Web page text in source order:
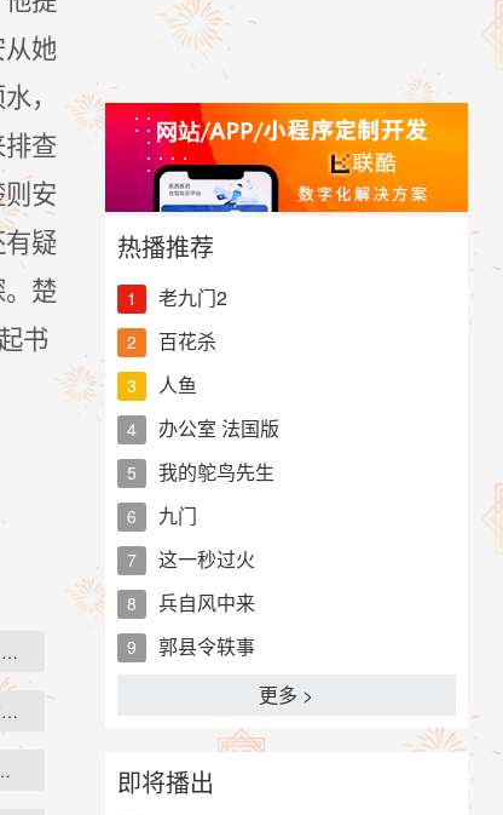
她
，
查
安
疑
楚
书
于一…
贞到…
睡眠不…
热播推荐
1 老九门2
2 百花杀
3 人鱼
4 办公室 法国版
5 我的鸵鸟先生
6 九门
7 这一秒过火
8 兵自风中来
9
郭县令轶事
更多 >
即将播出